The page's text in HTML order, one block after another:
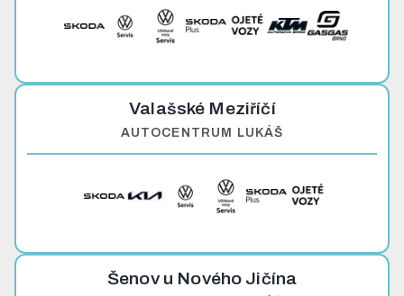
Valašské Meziříčí
AUTOCENTRUM LUKÁŠ
Šenov u Nového Jičína